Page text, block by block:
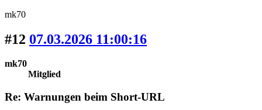
mk70
#12 07.03.2026 11:00:16
mk70
Mitglied
Re: Warnungen beim Short-URL